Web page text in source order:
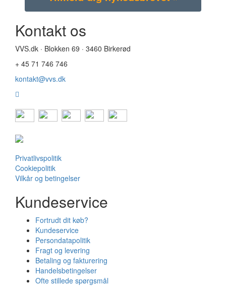
Kontakt os
VVS.dk · Blokken 69 · 3460 Birkerød
+ 45 71 746 746
kontakt@vvs.dk
Privatlivspolitik
Cookiepolitik
Vilkår og betingelser
Kundeservice
Fortrudt dit køb?
Kundeservice
Persondatapolitik
Fragt og levering
Betaling og fakturering
Handelsbetingelser
Ofte stillede spørgsmål